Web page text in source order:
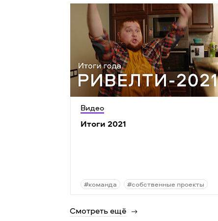
Видео
Итоги 2021
#команда #собственные проекты
Смотреть ещё